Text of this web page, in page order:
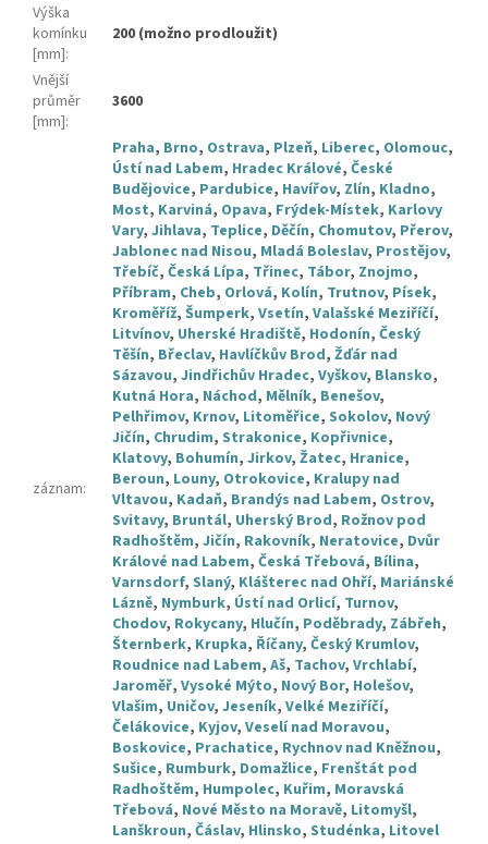
Výška
komínku
[mm]:
200 (možno prodloužit)
Vnější
průměr
[mm]:
3600
záznam:
Praha, Brno, Ostrava, Plzeň, Liberec, Olomouc,
Ústí nad Labem, Hradec Králové, České
Budějovice, Pardubice, Havířov, Zlín, Kladno,
Most, Karviná, Opava, Frýdek-Místek, Karlovy
Vary, Jihlava, Teplice, Děčín, Chomutov, Přerov,
Jablonec nad Nisou, Mladá Boleslav, Prostějov,
Třebíč, Česká Lípa, Třinec, Tábor, Znojmo,
Příbram, Cheb, Orlová, Kolín, Trutnov, Písek,
Kroměříž, Šumperk, Vsetín, Valašské Meziříčí,
Litvínov, Uherské Hradiště, Hodonín, Český
Těšín, Břeclav, Havlíčkův Brod, Žďár nad
Sázavou, Jindřichův Hradec, Vyškov, Blansko,
Kutná Hora, Náchod, Mělník, Benešov,
Pelhřimov, Krnov, Litoměřice, Sokolov, Nový
Jičín, Chrudim, Strakonice, Kopřivnice,
Klatovy, Bohumín, Jirkov, Žatec, Hranice,
Beroun, Louny, Otrokovice, Kralupy nad
Vltavou, Kadaň, Brandýs nad Labem, Ostrov,
Svitavy, Bruntál, Uherský Brod, Rožnov pod
Radhoštěm, Jičín, Rakovník, Neratovice, Dvůr
Králové nad Labem, Česká Třebová, Bílina,
Varnsdorf, Slaný, Klášterec nad Ohří, Mariánské
Lázně, Nymburk, Ústí nad Orlicí, Turnov,
Chodov, Rokycany, Hlučín, Poděbrady, Zábřeh,
Šternberk, Krupka, Říčany, Český Krumlov,
Roudnice nad Labem, Aš, Tachov, Vrchlabí,
Jaroměř, Vysoké Mýto, Nový Bor, Holešov,
Vlašim, Uničov, Jeseník, Velké Meziříčí,
Čelákovice, Kyjov, Veselí nad Moravou,
Boskovice, Prachatice, Rychnov nad Kněžnou,
Sušice, Rumburk, Domažlice, Frenštát pod
Radhoštěm, Humpolec, Kuřim, Moravská
Třebová, Nové Město na Moravě, Litomyšl,
Lanškroun, Čáslav, Hlinsko, Studénka, Litovel